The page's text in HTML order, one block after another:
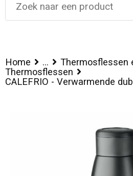
Home ...
Thermosflessen
Thermosflessen
CALEFRIO - Verwarmende